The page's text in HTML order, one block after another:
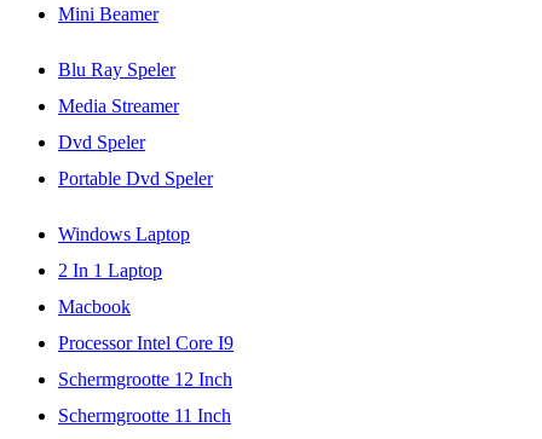
Mini Beamer
Blu Ray Speler
Media Streamer
Dvd Speler
Portable Dvd Speler
Windows Laptop
2 In 1 Laptop
Macbook
Processor Intel Core I9
Schermgrootte 12 Inch
Schermgrootte 11 Inch